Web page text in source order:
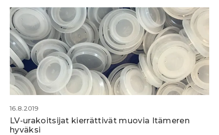
16.8.2019
LV-urakoitsijat kierrättivät muovia Itämeren
hyväksi